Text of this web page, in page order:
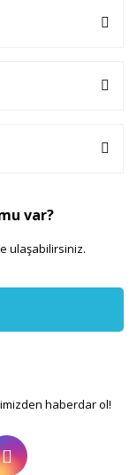
var?
ulaşabilirsiniz.
haberdar ol!